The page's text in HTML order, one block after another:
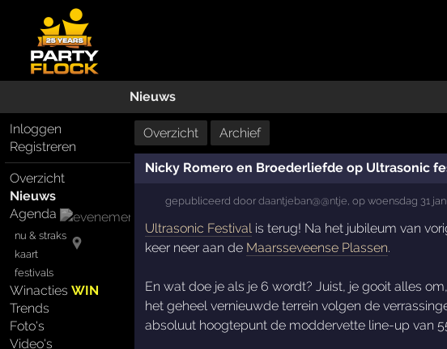
Nieuws
Inloggen
Registreren
Overzicht
Nieuws
Agenda
nu & straks
kaart
festivals
WinactiesWIN
Trends
Foto's
Video's
Overzicht Archief
Nicky Romero en Broederliefde op Ultrasonic
gepubliceerd doordaantjeban@@ntje, opwoensdag 31
Ultrasonic Festivalis terug! Na het jubileum van
keer neer aan de Maarsseveense Plassen.
En wat doe je als je 6 wordt? Juist, je gooit alles
het geheel vernieuwde terrein volgen de
absoluut hoogtepunt de moddervette line-up van